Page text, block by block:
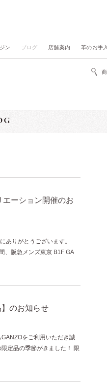
ン ブログ 店舗案内 革のお手
エーション開催のお
ありがとうございます。
、阪急メンズ東京 B1F GA
のお知らせ
をご利用いただき誠
定品の季節がきました！ 限